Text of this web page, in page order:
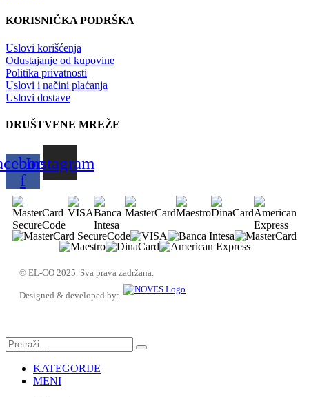
KORISNIČKA PODRŠKA
Uslovi korišćenja
Odustajanje od kupovine
Politika privatnosti
Uslovi i načini plaćanja
Uslovi dostave
DRUŠTVENE MREŽE
f
Instagram
© EL-CO 2025. Sva prava zadržana.
Designed & developed by:
KATEGORIJE
MENI